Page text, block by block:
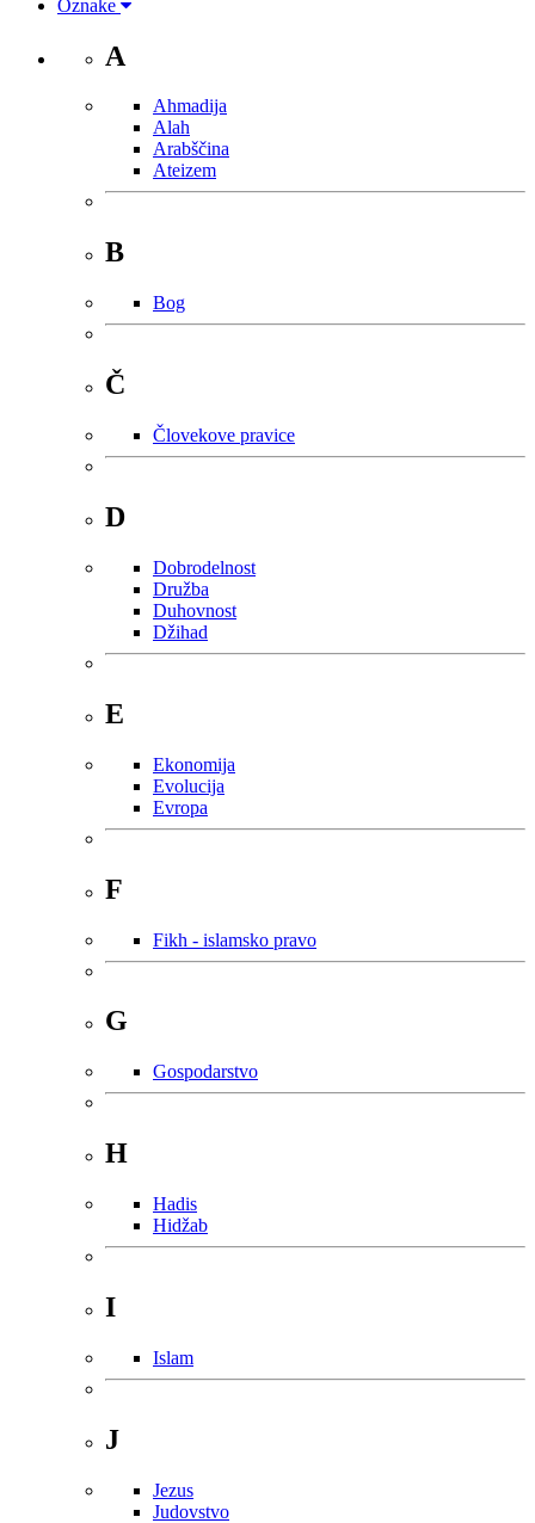
Oznake
A
Ahmadija
Alah
Arabščina
Ateizem
B
Bog
Č
Človekove pravice
D
Dobrodelnost
Družba
Duhovnost
Džihad
E
Ekonomija
Evolucija
Evropa
F
Fikh - islamsko pravo
G
Gospodarstvo
H
Hadis
Hidžab
I
Islam
J
Jezus
Judovstvo